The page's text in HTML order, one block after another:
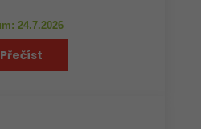
24.7.2026
Přečíst